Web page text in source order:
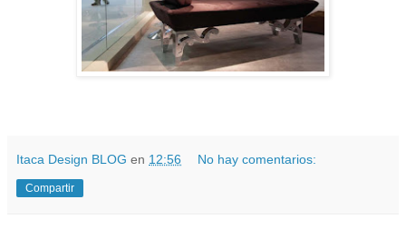
Itaca Design BLOG en 12:56 No hay comentarios:
Compartir